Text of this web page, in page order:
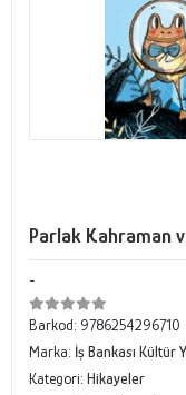
Parlak Kahraman
-
Barkod: 9786254296710
Marka: İş Bankası Kültür
Kategori: Hikayeler